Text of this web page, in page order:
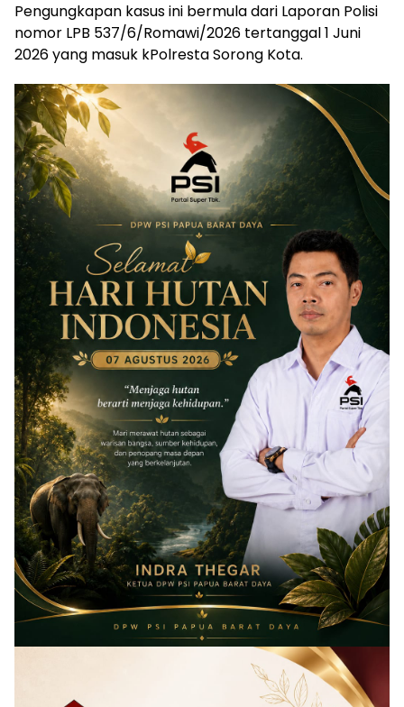
Pengungkapan kasus ini bermula dari Laporan Polisi
nomor LPB 537/6/Romawi/2026 tertanggal 1 Juni
2026 yang masuk kPolresta Sorong Kota.